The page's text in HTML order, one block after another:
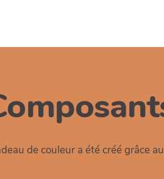
de couleur a été créé grâce